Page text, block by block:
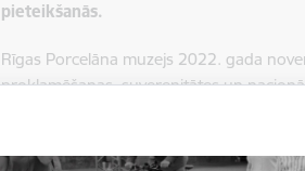
pieteikšanās.
Rīgas Porcelāna muzejs 2022. gada
proklamēšanas, suverenitātes un
Svētku darbnīcas dalībniekiem būs